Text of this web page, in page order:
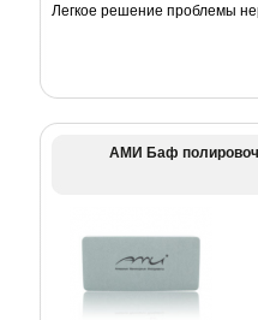
Легкое решение проблемы
АМИ Баф